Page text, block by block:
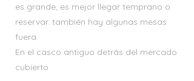
es grande, es mejor llegar temprano o
reservar. también hay algunas mesas
fuera.
En el casco antiguo detrás del mercado
cubierto